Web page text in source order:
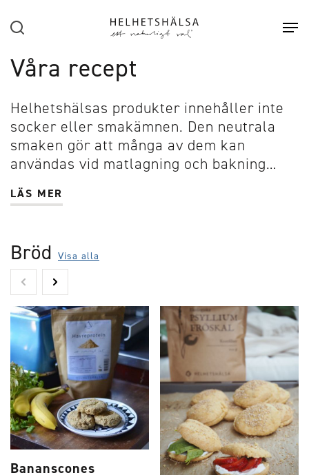
Sök
Våra recept
Helhetshälsas produkter innehåller inte
socker eller smakämnen. Den neutrala
smaken gör att många av dem kan
användas vid matlagning och bakning…
LÄS MER
Bröd Visa alla
Bananscones